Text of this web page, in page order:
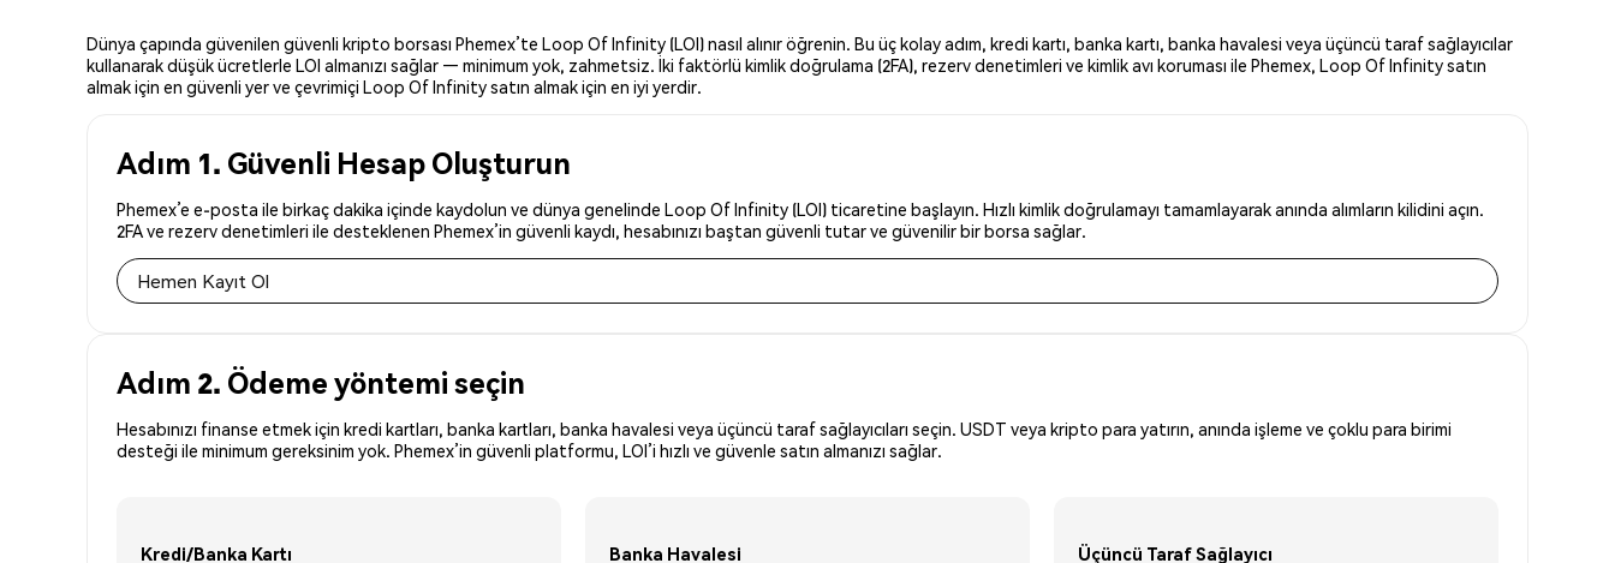
Dünya çapında güvenilen güvenli kripto borsası Phemex’te Loop Of Infinity (LOI) nasıl alınır öğrenin. Bu üç kolay adım, kredi kartı, banka kartı, banka havalesi veya üçüncü taraf sağlayıcılar
kullanarak düşük ücretlerle LOI almanızı sağlar — minimum yok, zahmetsiz. İki faktörlü kimlik doğrulama (2FA), rezerv denetimleri ve kimlik avı koruması ile Phemex, Loop Of Infinity satın
almak için en güvenli yer ve çevrimiçi Loop Of Infinity satın almak için en iyi yerdir.
Adım 1. Güvenli Hesap Oluşturun
Phemex’e e-posta ile birkaç dakika içinde kaydolun ve dünya genelinde Loop Of Infinity (LOI) ticaretine başlayın. Hızlı kimlik doğrulamayı tamamlayarak anında alımların kilidini açın.
2FA ve rezerv denetimleri ile desteklenen Phemex’in güvenli kaydı, hesabınızı baştan güvenli tutar ve güvenilir bir borsa sağlar.
Hemen Kayıt Ol
Adım 2. Ödeme yöntemi seçin
Hesabınızı finanse etmek için kredi kartları, banka kartları, banka havalesi veya üçüncü taraf sağlayıcıları seçin. USDT veya kripto para yatırın, anında işleme ve çoklu para birimi
desteği ile minimum gereksinim yok. Phemex’in güvenli platformu, LOI’i hızlı ve güvenle satın almanızı sağlar.
Kredi/Banka Kartı Banka Havalesi Üçüncü Taraf Sağlayıcı